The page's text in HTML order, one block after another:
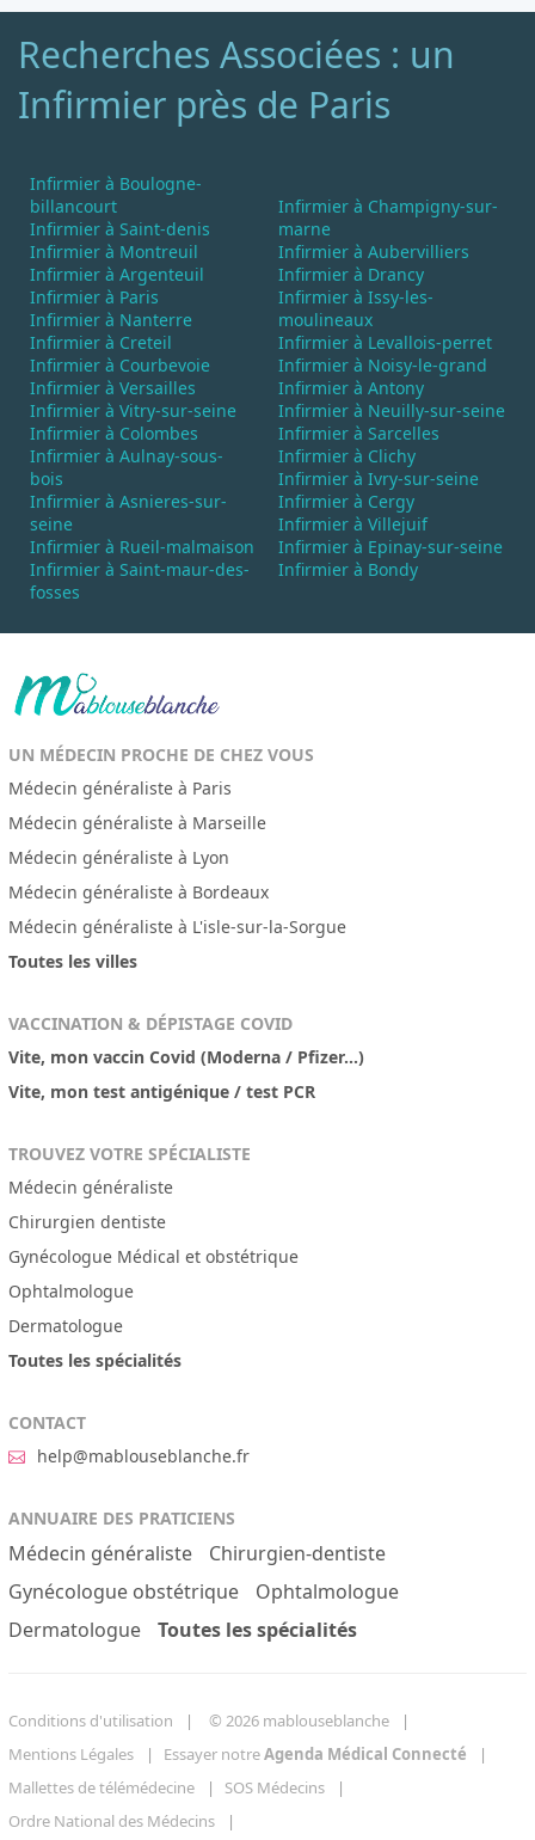
Recherches Associées : un
Infirmier près de Paris
Infirmier à Boulogne-
billancourt
Infirmier à Saint-denis
Infirmier à Montreuil
Infirmier à Argenteuil
Infirmier à Paris
Infirmier à Nanterre
Infirmier à Creteil
Infirmier à Courbevoie
Infirmier à Versailles
Infirmier à Vitry-sur-seine
Infirmier à Colombes
Infirmier à Aulnay-sous-
bois
Infirmier à Asnieres-sur-
seine
Infirmier à Rueil-malmaison
Infirmier à Saint-maur-des-
fosses
Infirmier à Champigny-sur-
marne
Infirmier à Aubervilliers
Infirmier à Drancy
Infirmier à Issy-les-
moulineaux
Infirmier à Levallois-perret
Infirmier à Noisy-le-grand
Infirmier à Antony
Infirmier à Neuilly-sur-seine
Infirmier à Sarcelles
Infirmier à Clichy
Infirmier à Ivry-sur-seine
Infirmier à Cergy
Infirmier à Villejuif
Infirmier à Epinay-sur-seine
Infirmier à Bondy
UN MÉDECIN PROCHE DE CHEZ VOUS
Médecin généraliste à Paris
Médecin généraliste à Marseille
Médecin généraliste à Lyon
Médecin généraliste à Bordeaux
Médecin généraliste à L'isle-sur-la-Sorgue
Toutes les villes
VACCINATION & DÉPISTAGE COVID
Vite, mon vaccin Covid (Moderna / Pfizer...)
Vite, mon test antigénique / test PCR
TROUVEZ VOTRE SPÉCIALISTE
Médecin généraliste
Chirurgien dentiste
Gynécologue Médical et obstétrique
Ophtalmologue
Dermatologue
Toutes les spécialités
CONTACT
help@mablouseblanche.fr
ANNUAIRE DES PRATICIENS
Médecin généraliste
Chirurgien-dentiste
Gynécologue obstétrique
Ophtalmologue
Dermatologue
Toutes les spécialités
Conditions d'utilisation
© 2026 mablouseblanche
Mentions Légales
Essayer notreAgenda Médical Connecté
Mallettes de télémédecine
SOS Médecins
Ordre National des Médecins